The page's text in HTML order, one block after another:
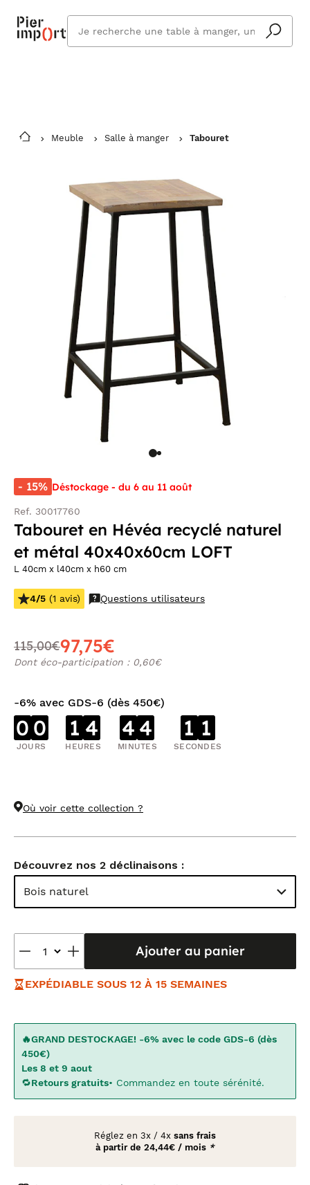
Vous êtes absent ? Pier Import s'adapte
et vous livre à votre retour.
En savoir plus
cherchez
vous ?
Meuble Salle à manger Tabouret
- 15% Déstockage - du 6 au 11 août
Ref. 30017760
Tabouret en Hévéa recyclé naturel
et métal 40x40x60cm LOFT
L 40cm x l40cm x h60 cm
4/5 (1 avis) Questions utilisateurs
115,00€97,75€
Dont éco-participation : 0,60€
-6% avec GDS-6 (dès 450€)
0 0
JOURS
1 4
HEURES
4 4
MINUTES
1 1
SECONDES
Où voir cette collection ?
Découvrez nos 2 déclinaisons :
Bois naturel
Ajouter au panier
EXPÉDIABLE SOUS 12 À 15 SEMAINES
🔥GRAND DESTOCKAGE! -6% avec le code GDS-6 (dès
450€)
Les 8 et 9 aout
🔁Retours gratuits• Commandez en toute sérénité.
Réglez en 3x / 4x sans frais
à partir de 24,44€ / mois *